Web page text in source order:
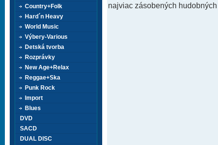
najviac zásobených
Country+Folk
Hard´n Heavy
World Music
Výbery-Various
Detská tvorba
Rozprávky
New Age+Relax
Reggae+Ska
Punk Rock
Import
Blues
DVD
SACD
DUAL DISC